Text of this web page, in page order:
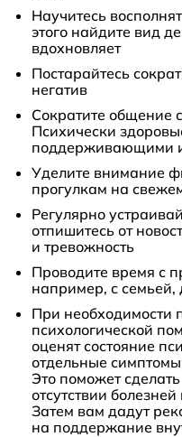
Научитесь
этого найдите вид
вдохновляет
Постарайтесь
негатив
Сократите общение
Психически
поддерживающими
Уделите внимание
прогулкам на
Регулярно
отпишитесь от
и тревожность
Проводите время с
например, с семьей,
При необходимости
психологической
оценят состояние
отдельные
Это поможет
отсутствии
Затем вам дадут
на поддержание